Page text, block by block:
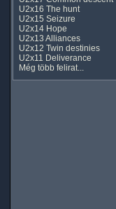
U2x16 The hunt
U2x15 Seizure
U2x14 Hope
U2x13 Alliances
U2x12 Twin destinies
U2x11 Deliverance
Még több felirat...